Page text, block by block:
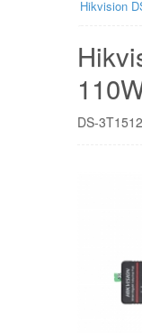
Hikvision
DS-